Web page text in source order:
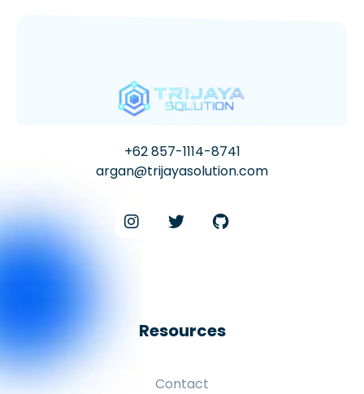
+62 857-1114-8741
argan@trijayasolution.com
Resources
Contact